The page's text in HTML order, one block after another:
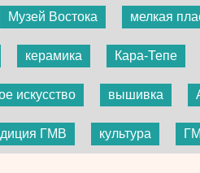
Музей Востока мелкая
керамика Кара-Тепе
искусство вышивка
ГМВ культура